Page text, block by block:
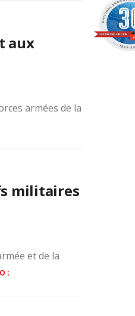
aux
armées de la
militaires
et de la
;